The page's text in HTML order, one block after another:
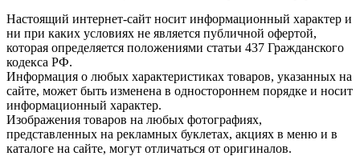
Настоящий интернет-сайт носит информационный характер и
ни при каких условиях не является публичной офертой,
которая определяется положениями статьи 437 Гражданского
кодекса РФ.
Информация о любых характеристиках товаров, указанных на
сайте, может быть изменена в одностороннем порядке и носит
информационный характер.
Изображения товаров на любых фотографиях,
представленных на рекламных буклетах, акциях в меню и в
каталоге на сайте, могут отличаться от оригиналов.